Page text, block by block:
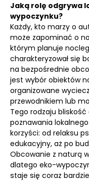
Jaką rolę odgrywa
wypoczynku?
Każdy, kto marzy o
może zapominać o
którym planuje
charakteryzował się
na bezpośrednie
jest wybór obiektów
organizowane
przewodnikiem lub
Tego rodzaju
poznawania
korzyści: od relaksu
edukacyjny, aż po
Obcowanie z naturą
dlatego eko-
staje się coraz